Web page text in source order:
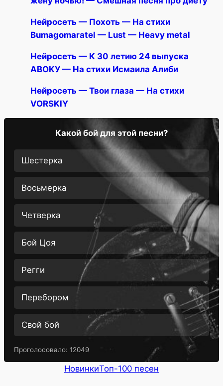
Нейросеть — Похоть — На стихи
Bumagomaratel — Lust — Heavy metal
Нейросеть — К 30 летию 24 выпуска
АВОКУ — На стихи Исмаила Алиби
Нейросеть — Твои глаза — На стихи
VORSKIY
Какой бой для этой песни?
Шестерка
Восьмерка
Четверка
Бой Цоя
Регги
Перебором
Свой бой
Проголосовало: 12049
НовинкиТоп-100 песен